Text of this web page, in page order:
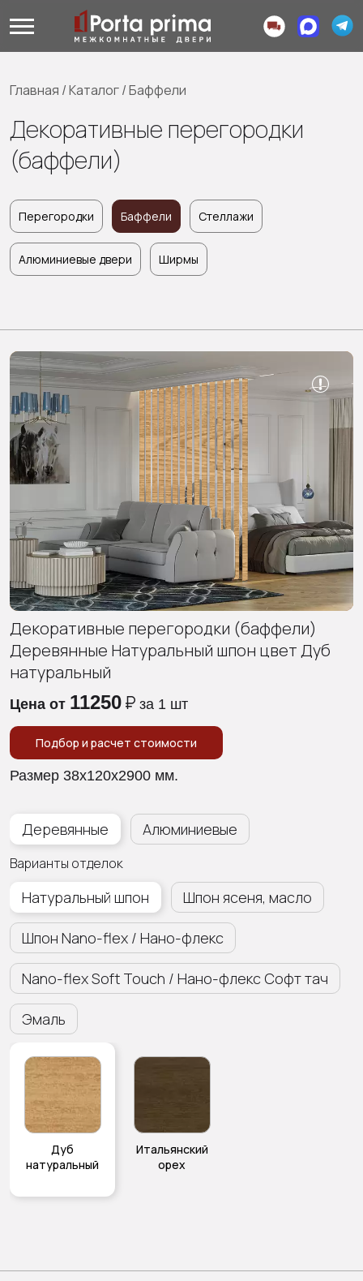
Главная /Каталог/Баффели
Декоративные перегородки
(баффели)
Перегородки Баффели Стеллажи
Алюминиевые двери Ширмы
Декоративные перегородки (баффели)
Деревянные Натуральный шпон цветДуб
натуральный
Цена от 11250 за 1 шт
Подбор и расчет стоимости
Размер 38х120х2900 мм.
Деревянные Алюминиевые
Варианты отделок
Натуральный шпон Шпон ясеня, масло
Шпон Nano-flex / Нано-флекс
Nano-flex Soft Touch / Нано-флекс Софт тач
Эмаль
Дуб
натуральный
Итальянский
орех